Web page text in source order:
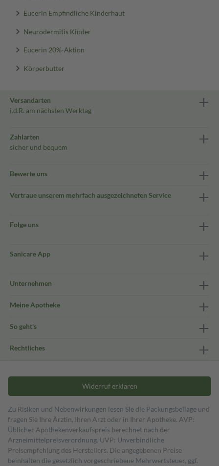
Eucerin Empfindliche Kinderhaut
Neurodermitis Kinder
Eucerin 20%-Aktion
Körperbutter
Versandarten
i.d.R. am nächsten Werktag
Zahlarten
sicher und bequem
Bewerte uns
Vertraue unserem mehrfach ausgezeichneten Service
Folge uns
Sanicare App
Unternehmen
Meine Apotheke
So geht's
Rechtliches
Widerruf erklären
Zu Risiken und Nebenwirkungen lesen Sie die Packungsbeilage und
fragen Sie Ihre Ärztin, Ihren Arzt oder in Ihrer Apotheke. AVP:
Üblicher Apothekenverkaufspreis berechnet nach der
Arzneimittelpreisverordnung. UVP: Unverbindliche
Preisempfehlung des Herstellers. Die angegebenen Preise
beinhalten die gesetzlich vorgeschriebene Mehrwertsteuer, ggf.